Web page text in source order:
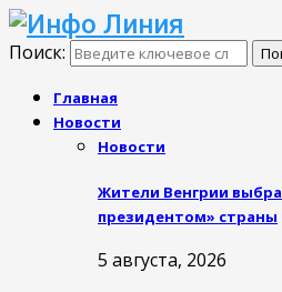
Поиск:
Главная
Новости
Новости
Жители Венгрии
президентом» страны
5 августа, 2026